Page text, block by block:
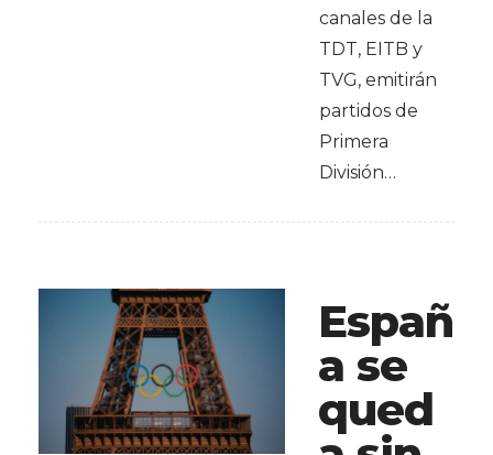
canales de la
TDT, EITB y
TVG, emitirán
partidos de
Primera
División…
Españ
a se
qued